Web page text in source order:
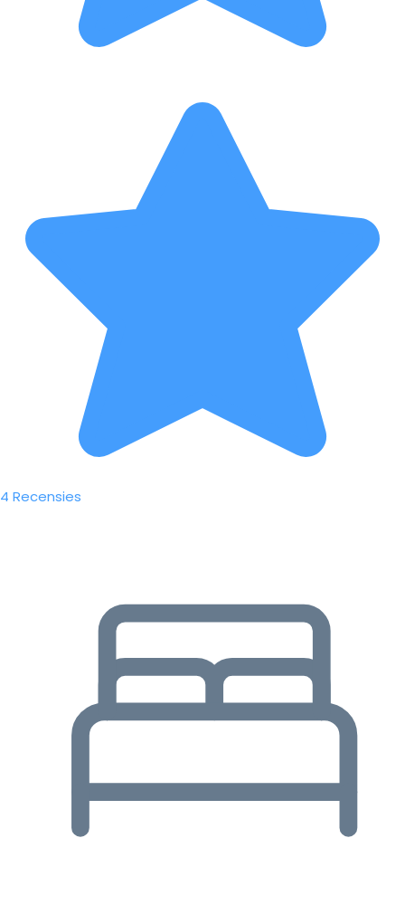
4 Recensies